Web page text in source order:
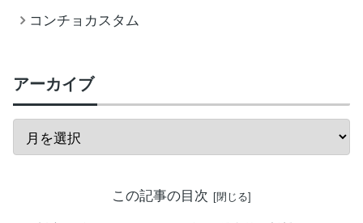
コンチョカスタム
アーカイブ
この記事の目次